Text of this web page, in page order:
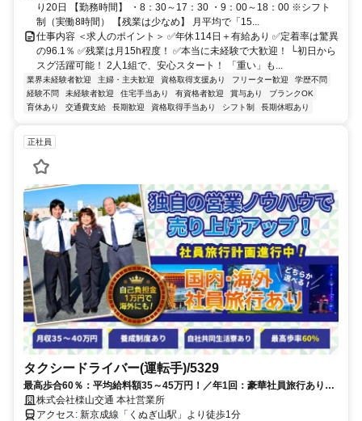
り20日 【勤務時間】 ・8：30～17：30 ・9：00～18：00 ※シフト
制（実働8時間） 【残業は少なめ】 月平均で「15...
仕事内容 ＜求人のポイント＞ ✅年休114日＋有給あり ✅定着率は驚異
の96.1％ ✅残業は月15h程度！ ✅本当に未経験で大歓迎！ └初日から
スグ活躍可能！ 2人1組で、安心スタート！ 「重い」も...
業界未経験者歓迎 主婦・主夫歓迎 資格取得支援あり フリーター歓迎
学歴不問
経験不問
未経験者歓迎 住宅手当あり 有資格者歓迎 賞与あり
ブランクOK
育休あり
交通費支給 長期歓迎 資格取得手当あり シフト制 長期休暇あり
正社員
タクシードライバー(運転手)/5329
最高歩合60％：平均給料額35～45万円！／年1回：豪華社員旅行あり／
自社共同生活寮あり
株式会社檪山交通 本社営業所
アクセス: 新京成線「くぬぎ山駅」より徒歩1分